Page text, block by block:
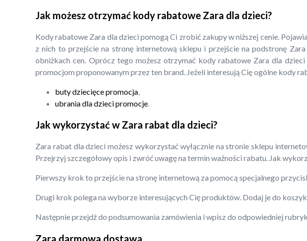
Jak możesz otrzymać kody rabatowe Zara dla dzieci?
Kody rabatowe Zara dla dzieci pomogą Ci zrobić zakupy w niższej cenie.
z nich to przejście na stronę internetową sklepu i przejście na podstronę
obniżkach cen. Oprócz tego możesz otrzymać kody rabatowe Zara dla
promocjom proponowanym przez ten brand. Jeżeli interesują Cię ogólne kody
buty dziecięce promocja
ubrania dla dzieci promocje
Jak wykorzystać w Zara rabat dla dzieci?
Zara rabat dla dzieci możesz wykorzystać wyłącznie na stronie sklepu
Przejrzyj szczegółowy opis i zwróć uwagę na termin ważności rabatu. Jak
Pierwszy krok to przejście na stronę internetową za pomocą specjalnego
Drugi krok polega na wyborze interesujących Cię produktów. Dodaj je do
Następnie przejdź do podsumowania zamówienia i wpisz do odpowiedniej
Zara darmowa dostawa